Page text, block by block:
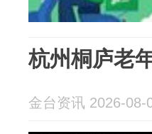
杭州桐庐老
金台资讯 2026-08-